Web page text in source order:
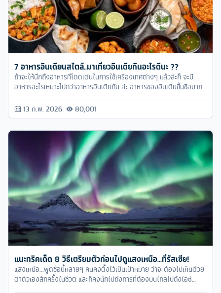
7 อาหารอินเดียนสไตล์..มาเที่ยวอินเดียกินอะไรดีนะ ??
ถ้าจะให้นึกถึงอาหารที่โดดเด่นในการใช้เครื่องเทศต่างๆ แล้วล่ะก็ จะมี
อาหารอะไรเหมาะไปกว่าอาหารอินเดียกัน ล่ะ อาหารของอินเดียขึ้นชื่อมาก
ในเรื่องการนำเครื่องเทศและสมุนไพรมาใช้ในการปรุงรสและมีประวัติความ
ยาวนานมากกว่า 7,000 ปี อีกทั้งยังมีรูปแบบรสชาติที่หลากหลาย ซึ่งจะ
แตกต่างกันไปในแต่ละภูมิภาคและ สภาพแวดล้อม อีกทั้งยังขึ้นอยู่กับ
13 ก.พ. 2026 80,001
แนะทริคเด็ด 8 วิธีเตรียมตัวก่อนไปดูแสงเหนือ...ที่รัสเซีย!
แสงเหนือ...พูดชื่อนี้หลายๆ คนคงตั้งไว้เป็นเป้าหมาย ว่าจะต้องไปเห็นด้วย
ตาตัวเองสักครั้งในชีวิต และก็คงนึกไปถึงการที่ต้องบินไกลไปถึงไอซ์